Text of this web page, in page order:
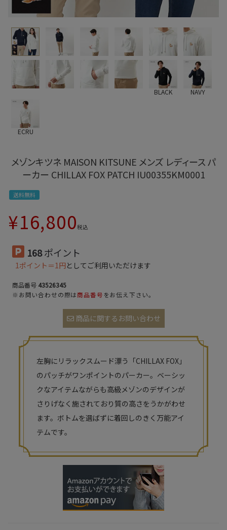
BLACK NAVY
ECRU
メゾンキツネ MAISON KITSUNE メンズ レディース パ
ーカー CHILLAX FOX PATCH IU00355KM0001
送料無料
¥16,800税込
168ポイント
1ポイント＝1円としてご利用いただけます
商品番号 43526345
※お問い合わせの際は商品番号をお伝え下さい。
商品に関するお問い合わせ
左胸にリラックスムード漂う「CHILLAX FOX」
のパッチがワンポイントのパーカー。ベーシッ
クなアイテムながらも高級メゾンのデザインが
さりげなく施されており質の高さをうかがわせ
ます。ボトムを選ばずに着回しのきく万能アイ
テムです。